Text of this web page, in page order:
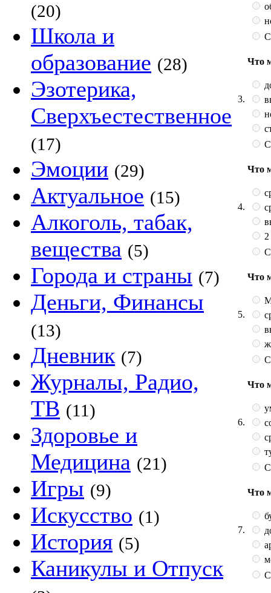
(20)
Школа и
образование (28)
Эзотерика,
Сверхъестественное
(17)
Эмоции (29)
Актуальное (15)
Алкоголь, табак,
вещества (5)
Города и страны (7)
Деньги, Финансы
(13)
Дневник (7)
Журналы, Радио,
ТВ (11)
Здоровье и
Медицина (21)
Игры (9)
Искусство (1)
История (5)
Каникулы и Отпуск
3.
Что
4.
Что
5.
Что
6.
Что
7.
Что